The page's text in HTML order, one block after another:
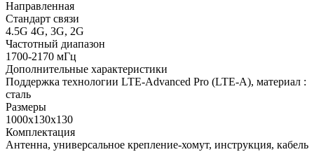
Направленная
Стандарт связи
4.5G 4G, 3G, 2G
Частотный диапазон
1700-2170 мГц
Дополнительные характеристики
Поддержка технологии LTE-Advanced Pro (LTE-A), материал :
сталь
Размеры
1000х130х130
Комплектация
Антенна, универсальное крепление-хомут, инструкция, кабель